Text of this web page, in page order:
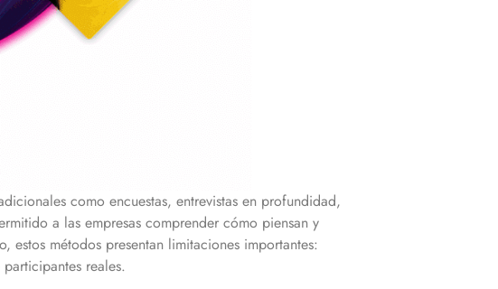
como encuestas, entrevistas en profundidad,
a las empresas comprender cómo piensan y
estos métodos presentan limitaciones importantes:
reales.